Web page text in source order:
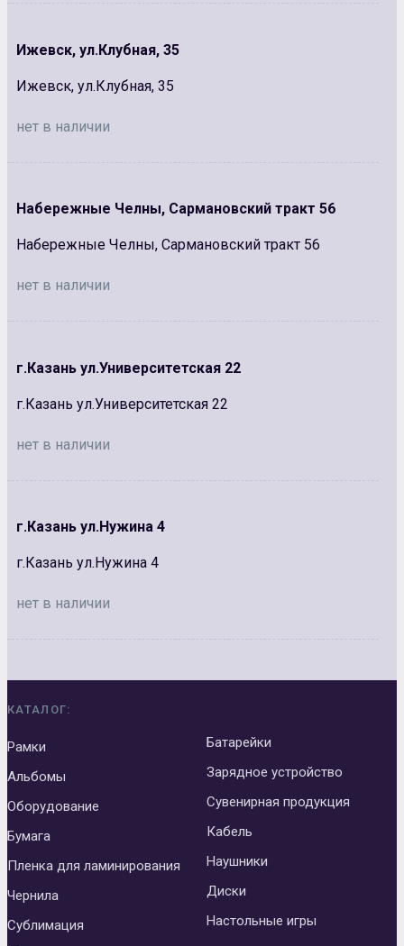
Ижевск, ул.Клубная, 35
Ижевск, ул.Клубная, 35
нет в наличии
Набережные Челны, Сармановский тракт 56
Набережные Челны, Сармановский тракт 56
нет в наличии
г.Казань ул.Университетская 22
г.Казань ул.Университетская 22
нет в наличии
г.Казань ул.Нужина 4
г.Казань ул.Нужина 4
нет в наличии
КАТАЛОГ:
Рамки
Альбомы
Оборудование
Бумага
Пленка для ламинирования
Чернила
Сублимация
Батарейки
Зарядное устройство
Сувенирная продукция
Кабель
Наушники
Диски
Настольные игры